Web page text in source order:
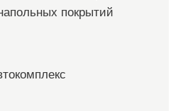
покрытий